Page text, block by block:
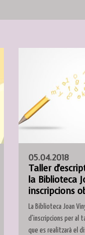
05.04.2018
Taller
la Biblioteca
inscripcions
La Biblioteca Joan
d'inscripcions per al
que es realitzarà el